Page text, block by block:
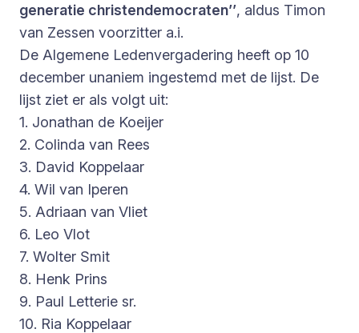
generatie christendemocraten’’, aldus Timon
van Zessen voorzitter a.i.
De Algemene Ledenvergadering heeft op 10
december unaniem ingestemd met de lijst. De
lijst ziet er als volgt uit:
1. Jonathan de Koeijer
2. Colinda van Rees
3. David Koppelaar
4. Wil van Iperen
5. Adriaan van Vliet
6. Leo Vlot
7. Wolter Smit
8. Henk Prins
9. Paul Letterie sr.
10. Ria Koppelaar